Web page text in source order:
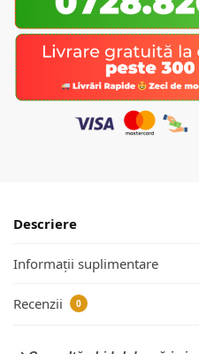
Descriere
Informații suplimentare
Recenzii 0